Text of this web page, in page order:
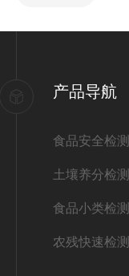
产品导航
食品安全检
土壤养分检
食品小类检
农残快速检